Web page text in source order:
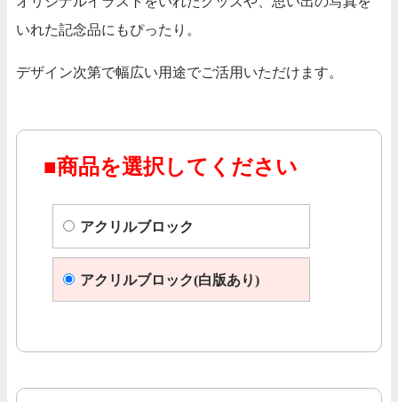
いれた記念品にもぴったり。
デザイン次第で幅広い用途でご活用いただけます。
■商品を選択してください
アクリルブロック
アクリルブロック(白版あり)